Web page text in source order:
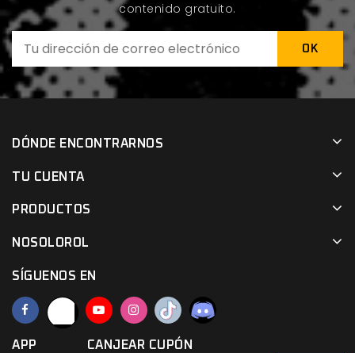
contenido gratuito.
DÓNDE ENCONTRARNOS
TU CUENTA
PRODUCTOS
NOSOLOROL
SÍGUENOS EN
APP CANJEAR CUPÓN